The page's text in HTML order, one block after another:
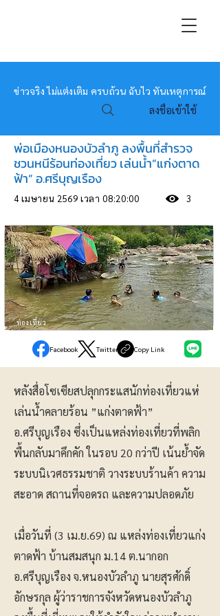
หมอข่าว
ข่าวจริง ไม่แต่งเติม ครบถ้วน ฉับไว ทันเหตุการณ์
ลงชื่อเข้าใช้
พ่อเมืองหนองบัวลำภู ลงพื้นที่สำรวจ
ชวนหนีร้อนท่องเที่ยว เล่นน้ำ”แก่งตาด
ฟ้า” อ.ศรีบุญเรือง
4 เมษายน 2569 เวลา 08:20:00 3
ท่องเที่ยว
Facebook Twitter Copy Link
หลังสื่อโซเซียสปลุกกระแสนักท่องเที่ยวแห่
เล่นน้ำคลายร้อน ”แก่งตาดฟ้า”
อ.ศรีบุญเรือง ซึ่งเป็นแหล่งท่องเที่ยวที่พลิก
พื้นกลับมาคึกคัก ในรอบ 20 กว่าปี เน้นย้ำจัด
ระบบนิเวศธรรมชาติ วางระบบร้านค้า ความ
สะอาด สถานที่จอดรถ และความปลอดภัย
เมื่อวันที่ (3 เม.ย.69) ณ แหล่งท่องเที่ยวแก่ง
ตาดฟ้า บ้านสมสนุก ม.14 ต.นากอก
อ.ศรีบุญเรือง จ.หนองบัวลำภู นายสุรศักดิ์
อักษรกุล ผู้ว่าราชการจังหวัดหนองบัวลำภู